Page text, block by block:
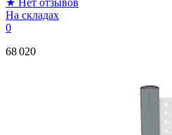
На складах
0
68 020